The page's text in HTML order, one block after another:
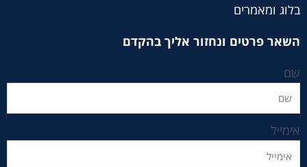
בלוג ומאמרים
השאר פרטים ונחזור אליך בהקדם
שם
אימייל